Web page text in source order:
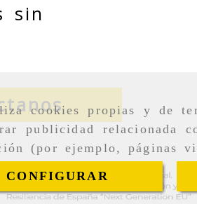
cookies propias y de
publicidad relacionada
(por ejemplo, páginas
CONFIGURAR
sin